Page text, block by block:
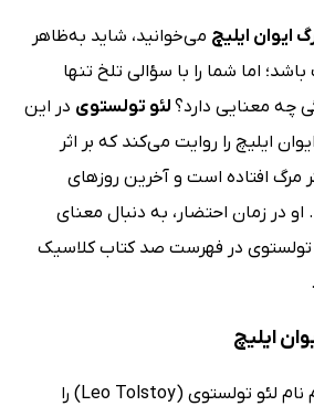
ایوان ایلیچ می‌خوانید، شاید به‌ظاهر
اما شما را با سؤالی تلخ تنها
چه معنایی دارد؟ لئو تولستوی در این
ایلیچ را روایت می‌کند که بر اثر
مرگ افتاده است و آخرین روزهای
در زمان احتضار، به دنبال معنای
تولستوی در فهرست صد کتاب کلاسیک
ایلیچ
اغلب اوقات وقتی مردم نام لئو تولستوی (Leo Tolstoy) را